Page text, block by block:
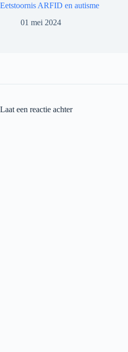
Eetstoornis ARFID en autisme
01 mei 2024
Laat een reactie achter